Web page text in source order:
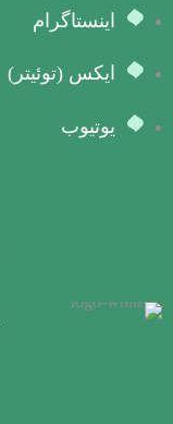
اینستاگرام
ایکس (توئیتر)
یوتیوب